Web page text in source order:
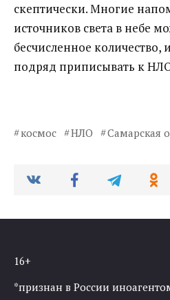
скептически. Многие
источников света в небе
бесчисленное количество,
подряд приписывать к
космос НЛО Самарская
16+
*признан в России